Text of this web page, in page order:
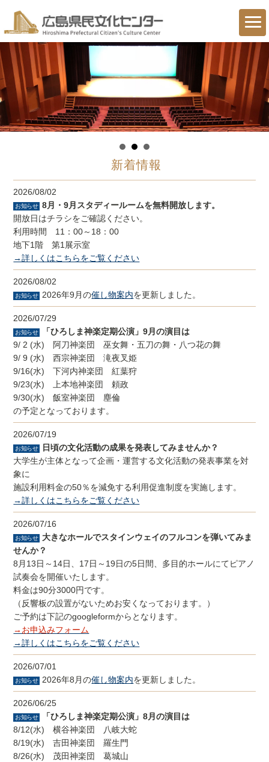
新着情報
2026/08/02
お知らせ
8月・9月スタディールームを無料開放します。
開放日はチラシをご確認ください。
利用時間 11：00～18：00
地下1階 第1展示室
→詳しくはこちらをご覧ください
2026/08/02
お知らせ 2026年9月の催し物案内を更新しました。
2026/07/29
お知らせ
「ひろしま神楽定期公演」9月の演目は
9/ 2 (水) 阿刀神楽団 巫女舞・五刀の舞・八つ花の舞
9/ 9 (水) 西宗神楽団 滝夜叉姫
9/16(水) 下河内神楽団 紅葉狩
9/23(水) 上本地神楽団 頼政
9/30(水) 飯室神楽団 塵倫
の予定となっております。
2026/07/19
お知らせ
日頃の文化活動の成果を発表してみませんか？
大学生が主体となって企画・運営する文化活動の発表事業を対
象に
施設利用料金の50％を減免する利用促進制度を実施します。
→詳しくはこちらをご覧ください
2026/07/16
お知らせ
大きなホールでスタインウェイのフルコンを弾いてみま
せんか？
8月13日～14日、17日～19日の5日間、多目的ホールにてピアノ
試奏会を開催いたします。
料金は90分3000円です。
（反響板の設置がないためお安くなっております。）
ご予約は下記のgoogleformからとなります。
→お申込みフォーム
→詳しくはこちらをご覧ください
2026/07/01
お知らせ 2026年8月の催し物案内を更新しました。
2026/06/25
お知らせ
「ひろしま神楽定期公演」8月の演目は
8/12(水) 横谷神楽団 八岐大蛇
8/19(水) 吉田神楽団 羅生門
8/26(水) 茂田神楽団 葛城山